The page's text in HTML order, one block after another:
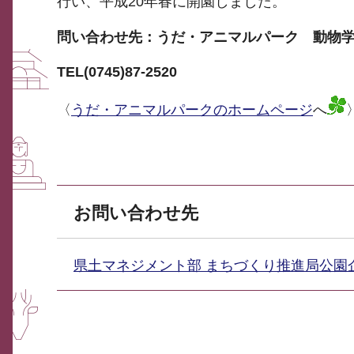
問い合わせ先：うだ・アニマルパーク 動物
TEL(0745)87-2520
〈 うだ・アニマルパークのホームページへ 〉
お問い合わせ先
県土マネジメント部 まちづくり推進局公